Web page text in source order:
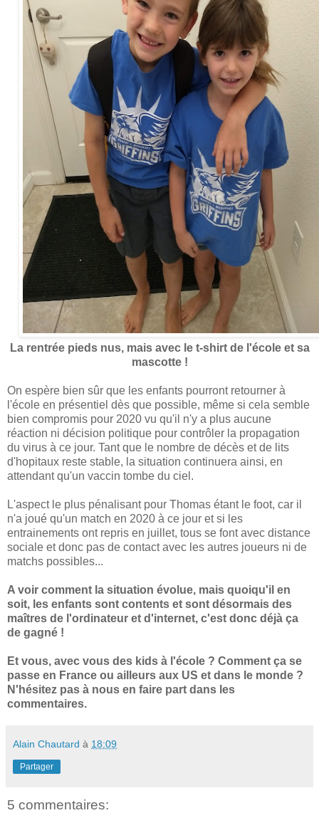
La rentrée pieds nus, mais avec le t-shirt de l'école et sa
mascotte !
On espère bien sûr que les enfants pourront retourner à
l'école en présentiel dès que possible, même si cela semble
bien compromis pour 2020 vu qu'il n'y a plus aucune
réaction ni décision politique pour contrôler la propagation
du virus à ce jour. Tant que le nombre de décès et de lits
d'hopitaux reste stable, la situation continuera ainsi, en
attendant qu'un vaccin tombe du ciel.
L'aspect le plus pénalisant pour Thomas étant le foot, car il
n'a joué qu'un match en 2020 à ce jour et si les
entrainements ont repris en juillet, tous se font avec distance
sociale et donc pas de contact avec les autres joueurs ni de
matchs possibles...
A voir comment la situation évolue, mais quoiqu'il en
soit, les enfants sont contents et sont désormais des
maîtres de l'ordinateur et d'internet, c'est donc déjà ça
de gagné !
Et vous, avec vous des kids à l'école ? Comment ça se
passe en France ou ailleurs aux US et dans le monde ?
N'hésitez pas à nous en faire part dans les
commentaires.
Alain Chautard à 18:09
Partager
5 commentaires: